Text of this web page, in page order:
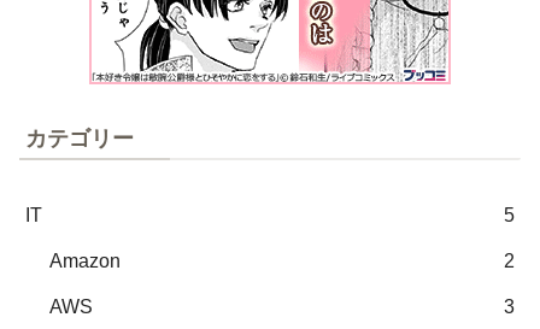
カテゴリー
IT 5
Amazon 2
AWS 3